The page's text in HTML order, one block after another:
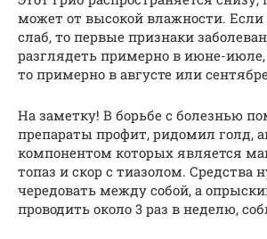
может от высокой влажности. Если
слаб, то первые признаки
разглядеть примерно в июне-
то примерно в августе или
На заметку! В борьбе с болезнью
препараты профит, ридомил голд,
компонентом которых является
топаз и скор с тиазолом. Средства
чередовать между собой, а
проводить около 3 раз в неделю,